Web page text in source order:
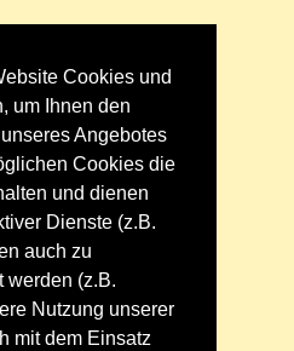
Cookies und
um Ihnen den
Angebotes
Cookies die
und dienen
Dienste (z.B.
auch zu
werden (z.B.
Nutzung unserer
mit dem Einsatz